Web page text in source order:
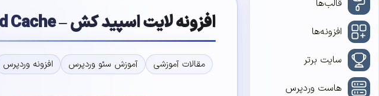
قالب‌ها
افزونه‌ها
سایت برتر
هاست وردپرس
افزونه لایت اسپید کش – LiteSpeed Cache (رایگان)
مقالات آموزشی آموزش سئو وردپرس افزونه وردپرس